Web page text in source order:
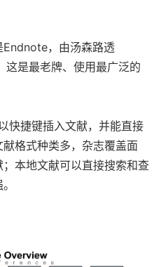
Endnote，由汤森路透
这是最老牌、使用最广泛的
快捷键插入文献，并能直接
格式种类多，杂志覆盖面
本地文献可以直接搜索和查